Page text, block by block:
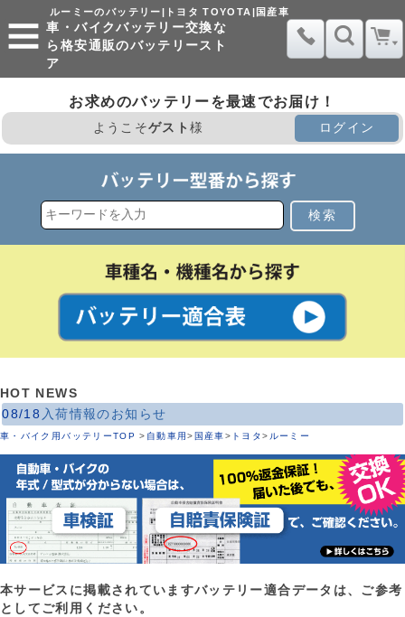
ルーミーのバッテリー|トヨタ TOYOTA|国産車
車・バイクバッテリー交換な
ら格安通販のバッテリースト
ア
お求めのバッテリーを最速でお届け！
ようこそゲスト様 ログイン
検索
HOT NEWS
08/18 入荷情報のお知らせ
車・バイク用バッテリーTOP > 自動車用> 国産車> トヨタ>ルーミー
本サービスに掲載されていますバッテリー適合データは、ご参考
としてご利用ください。